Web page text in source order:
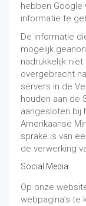
hebben
informatie te
De informatie
mogelijk
nadrukkelijk
overgebracht
servers in de
houden aan de
aangesloten bij
Amerikaanse
sprake is van
de verwerking
Social Media
Op onze
webpagina’s te